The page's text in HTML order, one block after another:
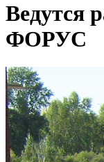
Ведутся
ФОРУС